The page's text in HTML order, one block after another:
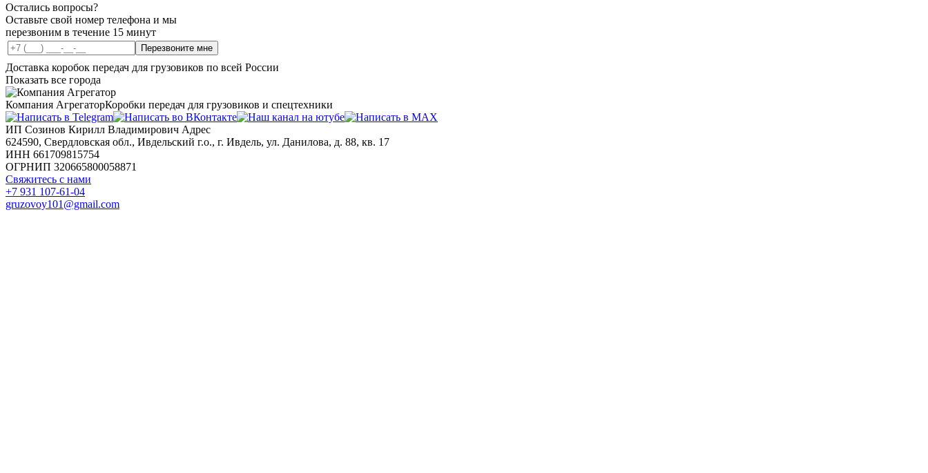
Остались вопросы?
Оставьте свой номер телефона и мы
перезвоним в течение 15 минут
Перезвоните мне
Доставка коробок передач для грузовиков по всей России
Показать все города
Компания АгрегаторКоробки передач для грузовиков и спецтехники
ИП Созинов Кирилл Владимирович Адрес
624590, Свердловская обл., Ивдельский г.о., г. Ивдель, ул. Данилова, д. 88, кв. 17
ИНН 661709815754
ОГРНИП 320665800058871
Свяжитесь с нами
+7 931 107-61-04
gruzovoy101@gmail.com